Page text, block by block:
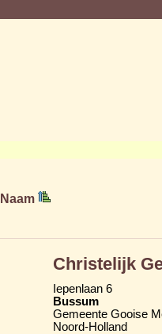
Naam
Christelijk
Iepenlaan 6
Bussum
Gemeente Gooise
Noord-Holland